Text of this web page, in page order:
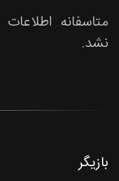
متاسفانه
نشد.
بازیگر